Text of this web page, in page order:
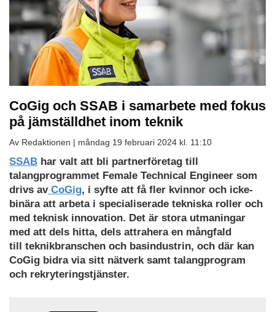
CoGig och SSAB i samarbete med fokus
på jämställdhet inom teknik
Av Redaktionen | måndag 19 februari 2024 kl. 11:10
Ladda
ned
som
PDF
SSAB har valt att bli partnerföretag till
talangprogrammet Female Technical Engineer som
drivs avCoGig, i syfte att få fler kvinnor och icke-
binära att arbeta i specialiserade tekniska roller och
med teknisk innovation. Det är stora utmaningar
med att dels hitta, dels attrahera en mångfald
till teknikbranschen och basindustrin, och där kan
CoGig bidra via sitt nätverk samt talangprogram
och rekryteringstjänster.